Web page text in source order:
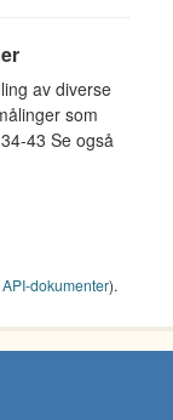
av diverse
som
43 Se også
API-dokumenter).